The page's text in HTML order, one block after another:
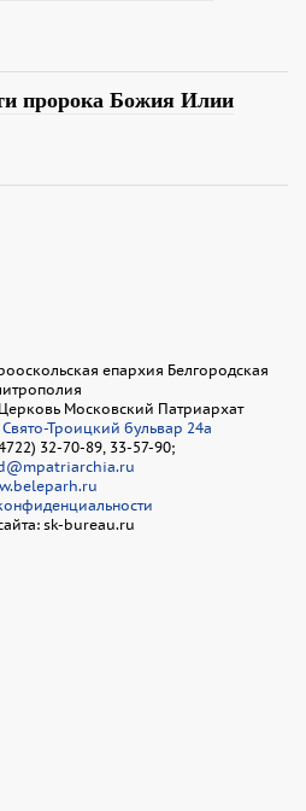
пророка Божия Илии
епархия Белгородская
Московский Патриархат
Свято-Троицкий бульвар 24а
32-70-89, 33-57-90;
sk-bureau.ru